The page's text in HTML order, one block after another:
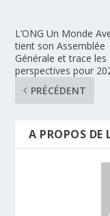
L’ONG Un Monde
tient son Assemblée
Générale et trace les
perspectives pour
PRÉCÉDENT
A PROPOS DE